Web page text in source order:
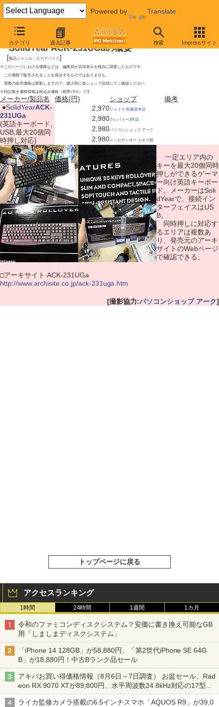
Powered by Translate
カテゴリ 過去記事 検索 Impressサイト
2010年7月3日号
SolidYear ACK-231UGaの概要
[製品ジャンル： 入力デバイス]
※このページにおける価格などは、編集部が店頭表示を独自に調査したものです。
この価格で販売されることを保証するものではありません。
実際の販売価格は変動しますので、購入時に各ショップ店頭にてご確認ください。
※特記無き価格情報は税込み価格（税率=5％）です。
メーカー/製品名 価格(円) ショップ
備考
●SolidYearACK-
231UGa
(英語キーボード,
USB,最大20個同
時押し対応)
2,970フェイス 秋葉原本店
2,980クレバリー2号店
2,980パソコンショップ アーク
2,980メッセサンオー カオス館
一定エリア内の
キーを最大20個同時
押しができるゲーマ
ー向け英語キーボー
ド。メーカーはSoli
dYearで、接続イン
ターフェイスはUS
B。
同時押しに対応す
るエリアは複数あ
り、発売元のアーキ
サイトのWebページ
で確認できる。
□アーキサイト ACK-231UGa
http://www.archisite.co.jp/ack-231uga.htm
[撮影協力:パソコンショップ アーク]
トップページに戻る
アクセスランキング
1時間 24時間 1週間 1カ月
令和のファミコンディスクシステム？安価に書き換え可能なGB
用「しましまディスクシステム」
「iPhone 14 128GB」が58,880円、「第2世代iPhone SE 64G
B」が18,880円！中古Bランク品セール
アキバお買い得価格情報（8月6日～7日調査） お盆セール、Rad
eon RX 9070 XTが89,800円、水平周波数24.8kHz対応の17型モ
ニターが9,801円、暑さ指数連動セール ほか
ライカ監修カメラ搭載の6.5インチスマホ「AQUOS R9」が39,0